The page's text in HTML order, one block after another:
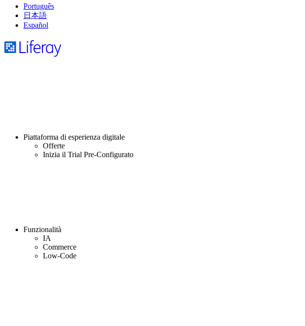
Português
日本語
Español
Piattaforma di esperienza digitale
Offerte
Inizia il Trial Pre-Configurato
Funzionalità
IA
Commerce
Low-Code